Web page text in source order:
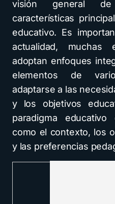
visión general
características
educativo. Es
actualidad, muchas
adoptan enfoques
elementos de
adaptarse a las
y los objetivos
paradigma
como el contexto, los
y las preferencias